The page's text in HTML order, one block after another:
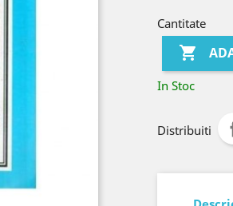
Cantitate

In Stoc
Distribuiti